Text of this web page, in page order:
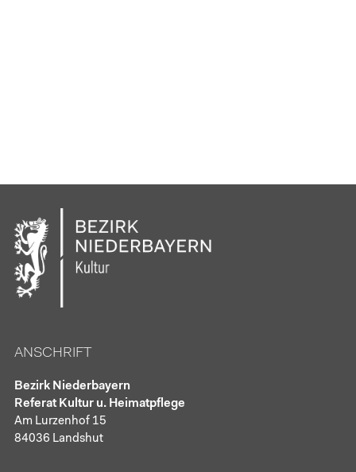
ANSCHRIFT
Bezirk Niederbayern
Referat Kultur u. Heimatpflege
Am Lurzenhof 15
84036 Landshut